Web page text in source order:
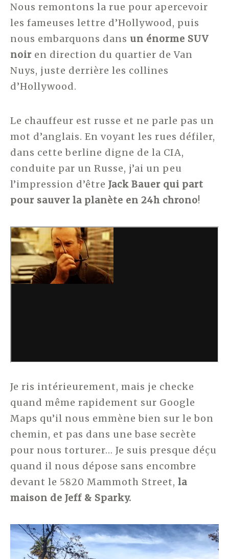
Nous remontons la rue pour apercevoir
les fameuses lettre d’Hollywood, puis
nous embarquons dans un énorme SUV
noir en direction du quartier de Van
Nuys, juste derrière les collines
d’Hollywood.
Le chauffeur est russe et ne parle pas un
mot d’anglais. En voyant les rues défiler,
dans cette berline digne de la CIA,
conduite par un Russe, j’ai un peu
l’impression d’être Jack Bauer qui part
pour sauver la planète en 24h chrono!
Je ris intérieurement, mais je checke
quand même rapidement sur Google
Maps qu’il nous emmène bien sur le bon
chemin, et pas dans une base secrète
pour nous torturer… Je suis presque déçu
quand il nous dépose sans encombre
devant le 5820 Mammoth Street, la
maison de Jeff & Sparky.